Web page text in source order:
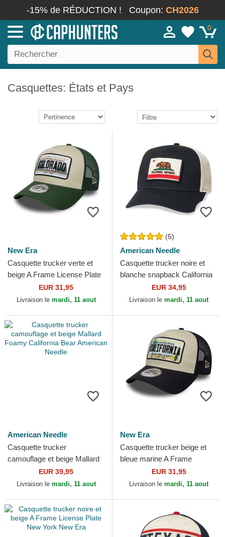
-15% de RÉDUCTION ! Coupon: CH2026
0
Casquettes: États et Pays
New Era
Casquette trucker verte et
beige A Frame License Plate
Colorado New Era
EUR 31,95
Livraison le mardi, 11 aout
(5)
American Needle
Casquette trucker noire et
blanche snapback California
Bear Valin American Needle
EUR 34,95
Livraison le mardi, 11 aout
American Needle
Casquette trucker
camouflage et beige Mallard
Foamy California Bear
American Needle
EUR 39,95
Livraison le mardi, 11 aout
New Era
Casquette trucker beige et
bleue marine A Frame
License Plate California New
Era
EUR 31,95
Livraison le mardi, 11 aout